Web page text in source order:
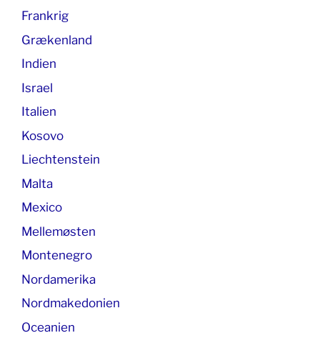
Frankrig
Grækenland
Indien
Israel
Italien
Kosovo
Liechtenstein
Malta
Mexico
Mellemøsten
Montenegro
Nordamerika
Nordmakedonien
Oceanien